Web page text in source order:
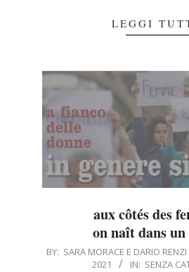
LEGGI
aux côtés des
on naît dans un
2021-
BY: SARA MORACE E DARIO RENZI
2021
IN: SENZA